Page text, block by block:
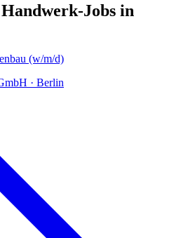
Jobs in
(w/m/d)
· Berlin